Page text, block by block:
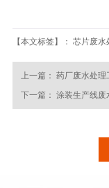
【本文标签】： 芯片废水
上一篇： 药厂废水处理
下一篇： 涂装生产线废